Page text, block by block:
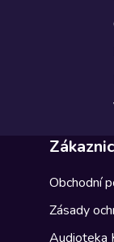
Obchodní
Zásady
Audioteka